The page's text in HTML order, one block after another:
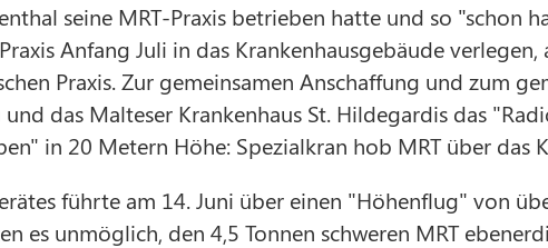
seine MRT-Praxis betrieben hatte und so "schon
Anfang Juli in das Krankenhausgebäude
Praxis. Zur gemeinsamen Anschaffung und zum
das Malteser Krankenhaus St. Hildegardis das
in 20 Metern Höhe: Spezialkran hob MRT über das
führte am 14. Juni über einen "Höhenflug" von
es unmöglich, den 4,5 Tonnen schweren MRT